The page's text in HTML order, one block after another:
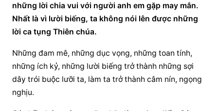
những lời chia vui với người anh em gặp may mắn.
Nhất là vì lười biếng, ta không nói lên được những
lời ca tụng Thiên chúa.
Những đam mê, những dục vọng, những toan tính,
những ích kỷ, những lười biếng trở thành những sợi
dây trói buộc lưỡi ta, làm ta trở thành câm nín, ngọng
nghịu.